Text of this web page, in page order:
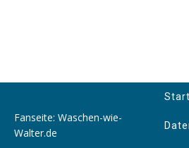
Fanseite: Waschen-wie-
Walter.de